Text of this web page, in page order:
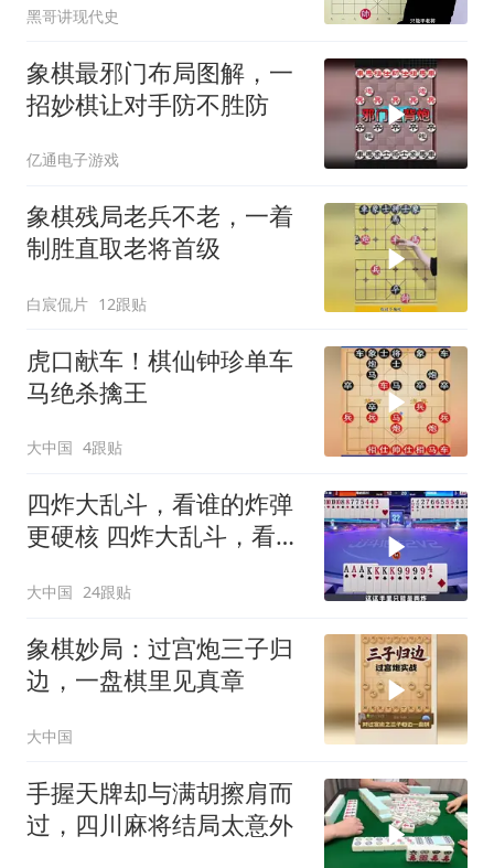
黑哥讲现代史
象棋最邪门布局图解，一
招妙棋让对手防不胜防
亿通电子游戏
象棋残局老兵不老，一着
制胜直取老将首级
白宸侃片 12跟贴
虎口献车！棋仙钟珍单车
马绝杀擒王
大中国 4跟贴
四炸大乱斗，看谁的炸弹
更硬核 四炸大乱斗，看谁
大中国 24跟贴
象棋妙局：过宫炮三子归
边，一盘棋里见真章
大中国
手握天牌却与满胡擦肩而
过，四川麻将结局太意外